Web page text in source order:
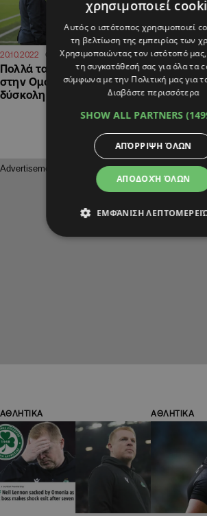
20.10.2022 09:55
Πολλά τα ανοικτά… μέτωπα
στην Ομόνοια, όμως έπεται
δύσκολη έξοδος στην Πάφο
19.10.2022
Μέχρι το
νέο
ΑΘΛΗΤΙΚΑ ΑΘΛΗΤΙΚΑ
χρησιμοποιεί
Αυτός ο ιστότοπος χρησιμοποιεί
τη βελτίωση της εμπειρίας των
Χρησιμοποιώντας τον ιστότοπό
τη συγκατάθεσή σας για όλα τα
σύμφωνα με την Πολιτική μας για
Διαβάστε περισσότερα
SHOW ALL PARTNERS
ΑΠΟΔΟΧΉ ΌΛΩΝ
ΑΠΌΡΡΙΨΗ ΌΛΩΝ
ΕΜΦΆΝΙΣΗ